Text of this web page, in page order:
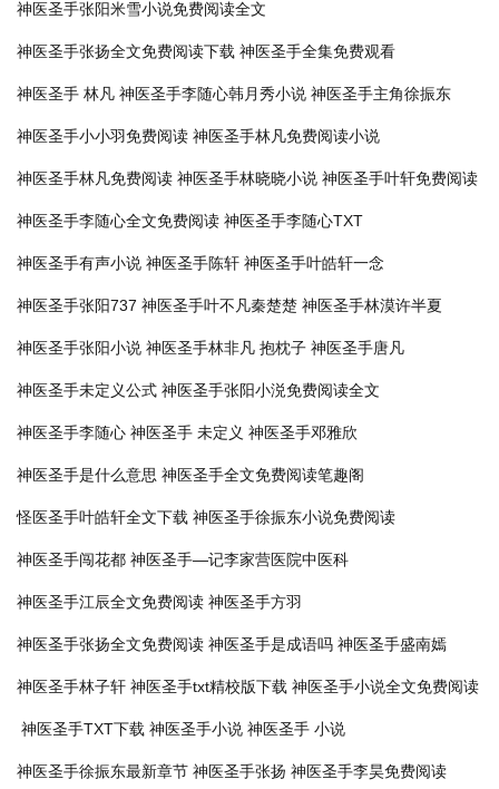
神医圣手张阳米雪小说免费阅读全文
神医圣手张扬全文免费阅读下载 神医圣手全集免费观看
神医圣手 林凡 神医圣手李随心韩月秀小说 神医圣手主角徐振东
神医圣手小小羽免费阅读 神医圣手林凡免费阅读小说
神医圣手林凡免费阅读 神医圣手林晓晓小说 神医圣手叶轩免费阅读
神医圣手李随心全文免费阅读 神医圣手李随心TXT
神医圣手有声小说 神医圣手陈轩 神医圣手叶皓轩一念
神医圣手张阳737 神医圣手叶不凡秦楚楚 神医圣手林漠许半夏
神医圣手张阳小说 神医圣手林非凡 抱枕子 神医圣手唐凡
神医圣手未定义公式 神医圣手张阳小涚免费阅读全文
神医圣手李随心 神医圣手 未定义 神医圣手邓雅欣
神医圣手是什么意思 神医圣手全文免费阅读笔趣阁
怪医圣手叶皓轩全文下载 神医圣手徐振东小说免费阅读
神医圣手闯花都 神医圣手—记李家营医院中医科
神医圣手江辰全文免费阅读 神医圣手方羽
神医圣手张扬全文免费阅读 神医圣手是成语吗 神医圣手盛南嫣
神医圣手林子轩 神医圣手txt精校版下载 神医圣手小说全文免费阅读
神医圣手TXT下载 神医圣手小说 神医圣手 小说
神医圣手徐振东最新章节 神医圣手张扬 神医圣手李昊免费阅读